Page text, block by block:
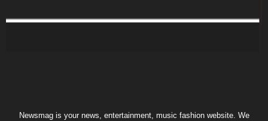
Newsmag is your news, entertainment, music fashion website. We